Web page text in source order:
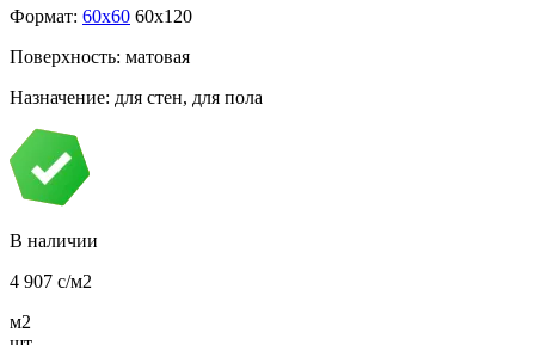
Формат: 60x60 60x120
Поверхность: матовая
Назначение: для стен, для пола
В наличии
4 907 c/м2
м2